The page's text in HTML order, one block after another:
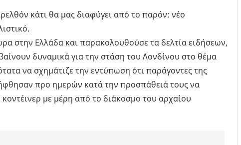
κάτι θα μας διαφύγει από το παρόν: νέο
στην Ελλάδα και παρακολουθούσε τα δελτία ειδήσεων,
δυναμικά για την στάση του Λονδίνου στο θέμα
να σχημάτιζε την εντύπωση ότι παράγοντες της
προ ημερών κατά την προσπάθειά τους να
με μέρη από το διάκοσμο του αρχαίου